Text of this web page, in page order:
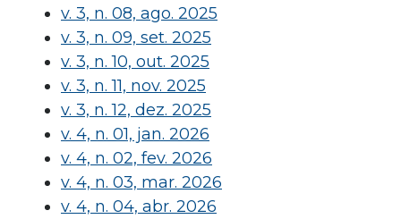
v. 3, n. 08, ago. 2025
v. 3, n. 09, set. 2025
v. 3, n. 10, out. 2025
v. 3, n. 11, nov. 2025
v. 3, n. 12, dez. 2025
v. 4, n. 01, jan. 2026
v. 4, n. 02, fev. 2026
v. 4, n. 03, mar. 2026
v. 4, n. 04, abr. 2026